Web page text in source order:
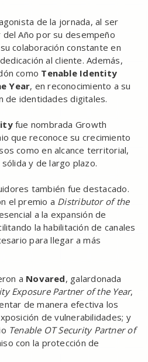
de la jornada, al ser
Año por su desempeño
colaboración constante en
al cliente. Además,
como Tenable Identity
Year, en reconocimiento a su
de identidades digitales.
fue nombrada Growth
que reconoce su crecimiento
como en alcance territorial,
y de largo plazo.
también fue destacado.
el premio a Distributor of the
a la expansión de
la habilitación de canales
para llegar a más
a Novared, galardonada
Exposure Partner of the Year,
de manera efectiva los
de vulnerabilidades; y
Tenable OT Security Partner of
con la protección de